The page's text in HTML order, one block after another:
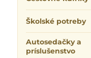
Školské potreby
Autosedačky a
príslušenstvo